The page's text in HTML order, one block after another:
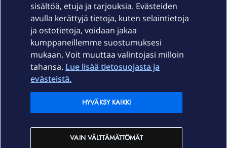
Palvelut
Ajankohtaista
Elisa Oyj
In English
sisältöä, etuja ja tarjouksia. Evästeiden
avulla kerättyjä tietoja, kuten selaintietoja
ja ostotietoja, voidaan jakaa
kumppaneillemme suostumuksesi
mukaan. Voit muuttaa valintojasi milloin
tahansa. Lue lisää tietosuojasta ja
evästeistä.
VAIN VÄLTTÄMÄTTÖMÄT
HYVÄKSY KAIKKI